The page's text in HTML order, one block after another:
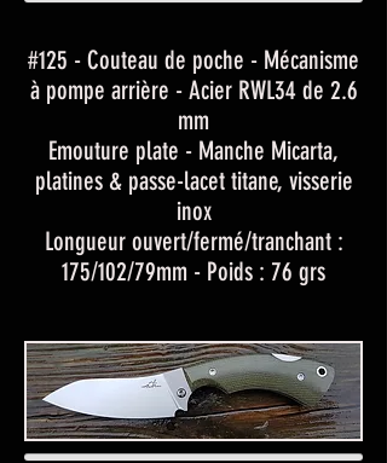
#125 - Couteau de poche - Mécanisme
à pompe arrière - Acier RWL34 de 2.6
mm
Emouture plate - Manche Micarta,
platines & passe-lacet titane, visserie
inox
Longueur ouvert/fermé/tranchant :
175/102/79mm - Poids : 76 grs